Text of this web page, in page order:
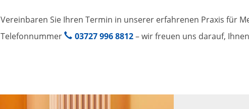
Vereinbaren Sie Ihren Termin in unserer erfahrenen Praxis für
Telefonnummer
03727 996 8812– wir freuen uns darauf,